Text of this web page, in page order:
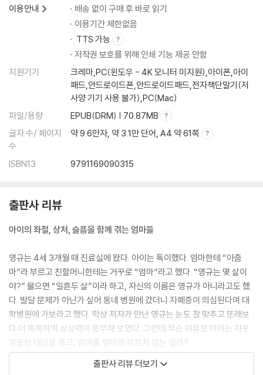
이용안내
배송 없이 구매 후 바로 읽기
이용기간 제한없음
TTS 가능
저작권 보호를 위해 인쇄 기능 제공 안함
지원기기
크레마,PC(윈도우 - 4K 모니터 미지원),아이폰,아이
패드,안드로이드폰,안드로이드패드,전자책단말기(저
사양 기기 사용 불가),PC(Mac)
파일/용량
EPUB(DRM) | 70.87MB
글자 수/ 페이지
수
약 9.6만자, 약 3.1만 단어, A4 약 61쪽
ISBN13 9791169090315
출판사 리뷰
아이의 좌절, 상처, 슬픔을 함께 겪는 엄마들
영규는 4세 3개월 때 진료실에 왔다. 아이는 특이했다. 엄마한테 “아줌
마”라 부르고 친할머니한테는 거꾸로 “엄마”라고 했다. “영규는 몇 살이
야?” 물으면 “일흔두 살”이라 하고, 자신의 이름은 영규가 아니라고도 했
다. 발달 문제가 아닌가 싶어 동네 병원에 갔더니 자폐증이 의심된다며 대
학병원에 가보라고 했다. 막상 저자가 만난 영규는 눈도 잘 맞추고 또래보
다 더 똑똑하며 상상력이 풍부해 보였다. 그런데 무슨 이유로 아이는 자꾸
엉뚱한 대답을 하고, 엄마를 엄마라 부르지 않는 걸까?
저자는 상담을 하면서 영규 부모님이 대학 시절 출산한 까닭에 아이는 자
출판사 리뷰 더보기